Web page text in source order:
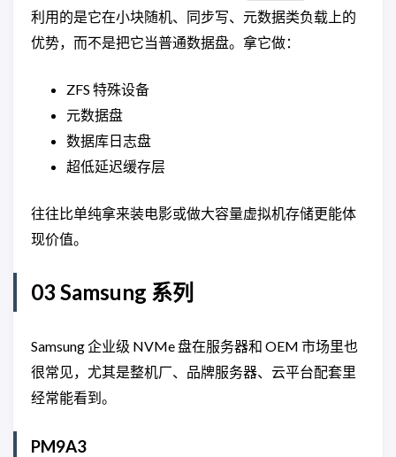
利用的是它在小块随机、同步写、元数据类负载上的
优势，而不是把它当普通数据盘。拿它做：
ZFS 特殊设备
元数据盘
数据库日志盘
超低延迟缓存层
往往比单纯拿来装电影或做大容量虚拟机存储更能体
现价值。
03 Samsung 系列
Samsung 企业级 NVMe 盘在服务器和 OEM 市场里也
很常见，尤其是整机厂、品牌服务器、云平台配套里
经常能看到。
PM9A3